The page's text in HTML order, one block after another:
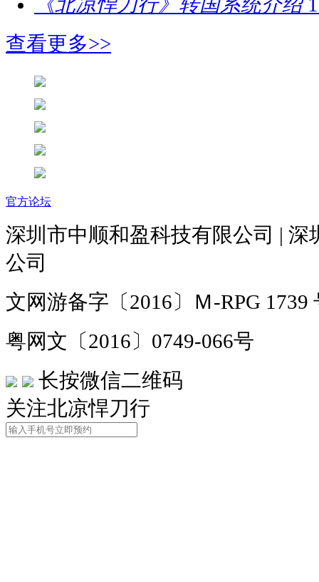
《北凉悍刀行》转国系统介绍
查看更多>>
官方论坛
深圳市中顺和盈科技有限公司 |
公司
文网游备字〔2016〕Ｍ-RPG 1739
粤网文〔2016〕0749-066号
长按微信二维码
关注北凉悍刀行